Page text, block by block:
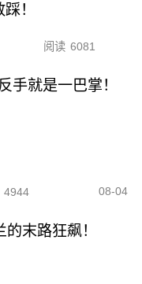
！
阅读 6081
手就是一巴掌！
4944 08-04
末路狂飙！